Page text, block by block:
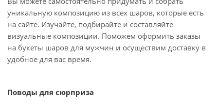
уникальную композицию из всех шаров, которые есть
на сайте. Изучайте, подбирайте и составляйте
визуальные композиции. Поможем оформить заказы
на букеты шаров для мужчин и осуществим доставку в
удобное для вас время.
Поводы для сюрприза